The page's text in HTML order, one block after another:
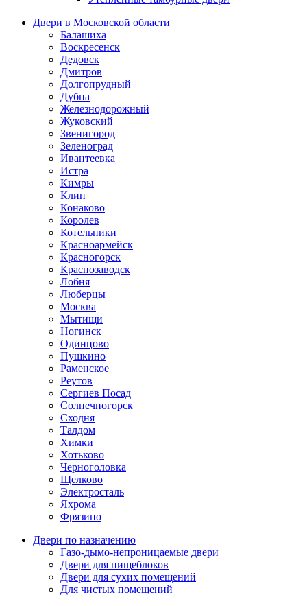
Двери в Московской области
Балашиха
Воскресенск
Дедовск
Дмитров
Долгопрудный
Дубна
Железнодорожный
Жуковский
Звенигород
Зеленоград
Ивантеевка
Истра
Кимры
Клин
Конаково
Королев
Котельники
Красноармейск
Красногорск
Краснозаводск
Лобня
Люберцы
Москва
Мытищи
Ногинск
Одинцово
Пушкино
Раменское
Реутов
Сергиев Посад
Солнечногорск
Сходня
Талдом
Химки
Хотьково
Черноголовка
Щелково
Электросталь
Яхрома
Фрязино
Двери по назначению
Газо-дымо-непроницаемые двери
Двери для пищеблоков
Двери для сухих помещений
Для чистых помещений